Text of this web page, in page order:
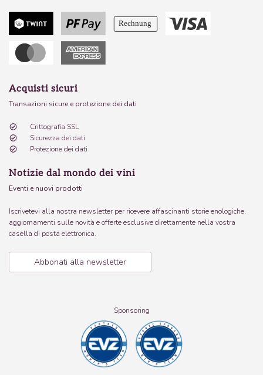
Acquisti sicuri
Transazioni sicure e protezione dei dati
Crittografia SSL
Sicurezza dei dati
Protezione dei dati
Notizie dal mondo dei vini
Eventi e nuovi prodotti
Iscrivetevi alla nostra newsletter per ricevere affascinanti storie enologiche,
aggiornamenti sulle novità e offerte esclusive direttamente nella vostra
casella di posta elettronica.
Abbonati alla newsletter
Sponsoring